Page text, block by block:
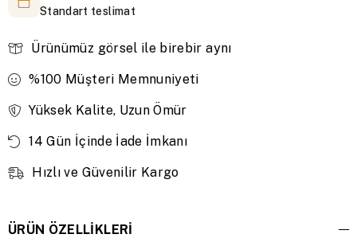
Standart teslimat
Ürünümüz görsel ile birebir aynı
%100 Müşteri Memnuniyeti
Yüksek Kalite, Uzun Ömür
14 Gün İçinde İade İmkanı
Hızlı ve Güvenilir Kargo
ÜRÜN ÖZELLIKLERI